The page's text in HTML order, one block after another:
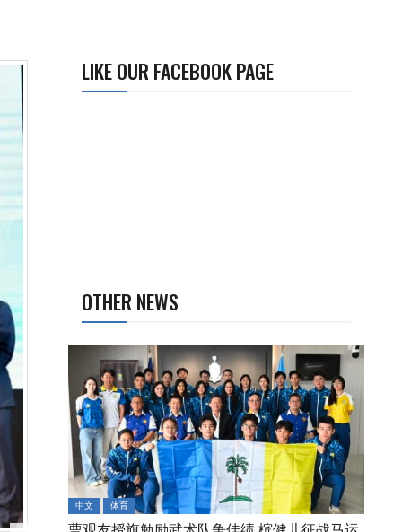
LIKE OUR FACEBOOK PAGE
OTHER NEWS
中文 体育